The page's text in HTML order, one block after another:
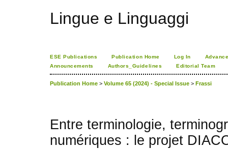
Lingue e Linguaggi
ESE Publications Publication Home Log In
Announcements
Authors_Guidelines Editorial Team
Publication Home > Volume 65 (2024) - Special Issue > Frassi
Entre terminologie,
numériques : le projet